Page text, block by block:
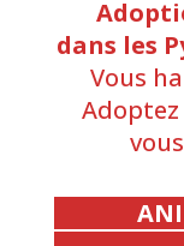
dans les
Vous